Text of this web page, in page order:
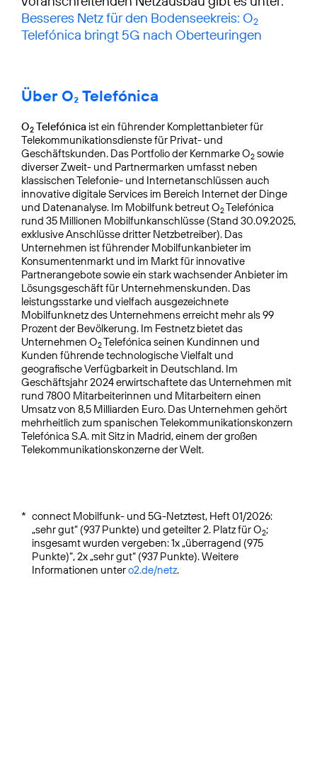
Besseres Netz für den Bodenseekreis: O2
Telefónica bringt 5G nach Oberteuringen
Über O₂ Telefónica
O2 Telefónica ist ein führender Komplettanbieter für
Telekommunikationsdienste für Privat- und
Geschäftskunden. Das Portfolio der Kernmarke O2 sowie
diverser Zweit- und Partnermarken umfasst neben
klassischen Telefonie- und Internetanschlüssen auch
innovative digitale Services im Bereich Internet der Dinge
und Datenanalyse. Im Mobilfunk betreut O2Telefónica
rund 35 Millionen Mobilfunkanschlüsse (Stand 30.09.2025,
exklusive Anschlüsse dritter Netzbetreiber). Das
Unternehmen ist führender Mobilfunkanbieter im
Konsumentenmarkt und im Markt für innovative
Partnerangebote sowie ein stark wachsender Anbieter im
Lösungsgeschäft für Unternehmenskunden. Das
leistungsstarke und vielfach ausgezeichnete
Mobilfunknetz des Unternehmens erreicht mehr als 99
Prozent der Bevölkerung. Im Festnetz bietet das
Unternehmen O2Telefónica seinen Kundinnen und
Kunden führende technologische Vielfalt und
geografische Verfügbarkeit in Deutschland. Im
Geschäftsjahr 2024 erwirtschaftete das Unternehmen mit
rund 7800 Mitarbeiterinnen und Mitarbeitern einen
Umsatz von 8,5 Milliarden Euro. Das Unternehmen gehört
mehrheitlich zum spanischen Telekommunikationskonzern
Telefónica S.A. mit Sitz in Madrid, einem der großen
Telekommunikationskonzerne der Welt.
* connect Mobilfunk- und 5G-Netztest, Heft 01/2026:
„sehr gut“ (937 Punkte) und geteilter 2. Platz für O2;
insgesamt wurden vergeben: 1x „überragend (975
Punkte)“, 2x „sehr gut“ (937 Punkte). Weitere
Informationen untero2.de/netz.